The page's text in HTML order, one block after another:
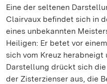
Eine der seltenen
Clairvaux befindet sich in
eines unbekannten
Heiligen: Er betet vor
sich vom Kreuz
Darstellung drückt sich
der Zisterzienser aus, die